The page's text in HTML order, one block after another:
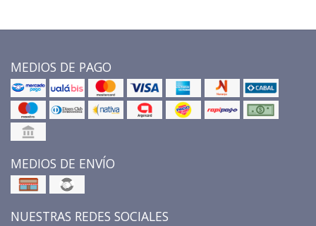
MEDIOS DE PAGO
MEDIOS DE ENVÍO
NUESTRAS REDES SOCIALES